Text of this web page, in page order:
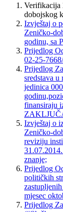
Verifikacija
dobojskog
Izvještaj o
Zeničko-
godinu, sa
Prijedlog
02-25-
Prijedlog
sredstava u
jedinica
finansiraju
Izvještaj o
Zeničko-
reviziju
znanje;
Prijedlog
političkih
mjesec
Prijedlog